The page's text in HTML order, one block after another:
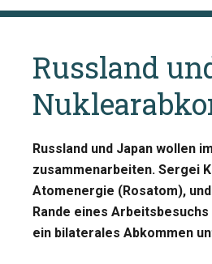
Russland
Russland und Japan wollen
zusammenarbeiten. Sergei
Atomenergie (Rosatom),
Rande eines
ein bilaterales Abkommen